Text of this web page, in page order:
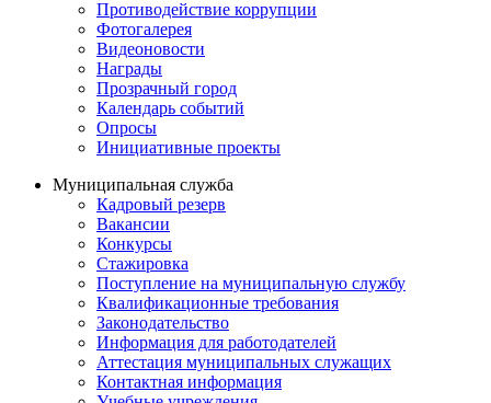
Противодействие коррупции
Фотогалерея
Видеоновости
Награды
Прозрачный город
Календарь событий
Опросы
Инициативные проекты
Муниципальная служба
Кадровый резерв
Вакансии
Конкурсы
Стажировка
Поступление на муниципальную службу
Квалификационные требования
Законодательство
Информация для работодателей
Аттестация муниципальных служащих
Контактная информация